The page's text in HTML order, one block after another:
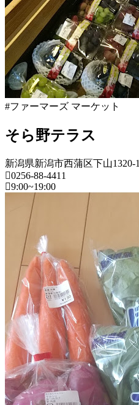
#ファーマーズ マーケット
そら野テラス
新潟県新潟市西蒲区下山1320-1
0256-88-4411
9:00~19:00
新
潟
ー
ズ
マ
ー
ケ
ッ
ト
2022